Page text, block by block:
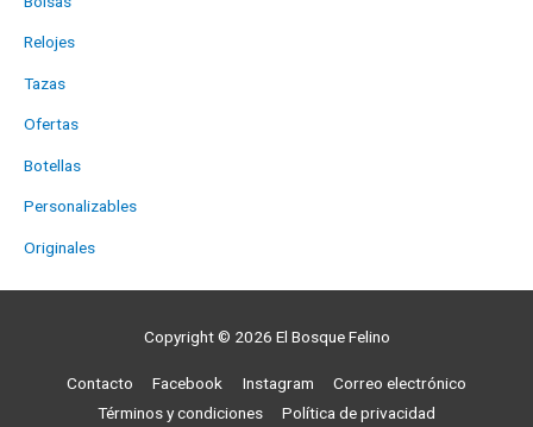
Relojes
Tazas
Ofertas
Botellas
Personalizables
Originales
Copyright © 2026 El Bosque Felino
Contacto Facebook Instagram
Correo electrónico
Términos y condiciones
Política de privacidad